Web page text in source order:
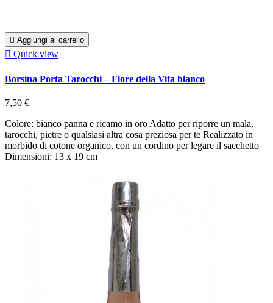
 Aggiungi al carrello
 Quick view
Borsina Porta Tarocchi – Fiore della Vita bianco
7,50 €
Colore: bianco panna e ricamo in oro Adatto per riporre un mala,
tarocchi, pietre o qualsiasi altra cosa preziosa per te Realizzato in
morbido di cotone organico, con un cordino per legare il sacchetto
Dimensioni: 13 x 19 cm